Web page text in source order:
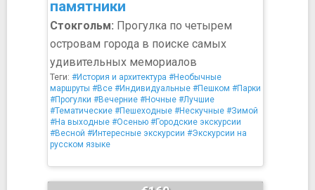
памятники
Стокгольм: Прогулка по четырем
островам города в поиске самых
удивительных мемориалов
Теги: #История и архитектура #Необычные
маршруты #Все #Индивидуальные #Пешком #Парки
#Прогулки #Вечерние #Ночные #Лучшие
#Тематические #Пешеходные #Нескучные #Зимой
#На выходные #Осенью #Городские экскурсии
#Весной #Интересные экскурсии #Экскурсии на
русском языке